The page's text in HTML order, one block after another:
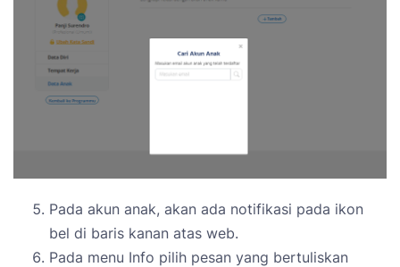
Pada akun anak, akan ada notifikasi pada ikon
bel di baris kanan atas web.
Pada menu Info pilih pesan yang bertuliskan